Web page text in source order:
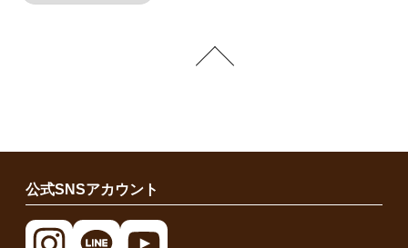
公式SNSアカウント